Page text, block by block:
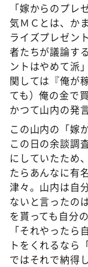
「嫁からのプレ
気ＭＣとは、か
ライズプレゼン
者たちが議論す
ントはやめて派
関しては『俺が
ても）俺の金で
かつて山内の発
この山内の「嫁
この日の余談調
にしていたため
たらあんなに有
津々。山内は自
ないと言ったの
を貰っても自分
「それやったら
トをくれるなら
ではそれで納得